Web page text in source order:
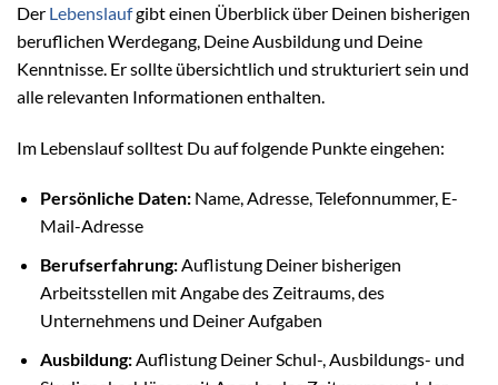
Der Lebenslaufgibt einen Überblick über Deinen bisherigen
beruflichen Werdegang, Deine Ausbildung und Deine
Kenntnisse. Er sollte übersichtlich und strukturiert sein und
alle relevanten Informationen enthalten.
Im Lebenslauf solltest Du auf folgende Punkte eingehen:
Persönliche Daten:Name, Adresse, Telefonnummer, E-
Mail-Adresse
Berufserfahrung:Auflistung Deiner bisherigen
Arbeitsstellen mit Angabe des Zeitraums, des
Unternehmens und Deiner Aufgaben
Ausbildung:Auflistung Deiner Schul-, Ausbildungs- und